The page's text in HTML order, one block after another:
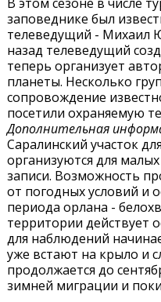
заповеднике был
телеведущий - Михаил
назад телеведущий
теперь организует
планеты. Несколько
сопровождение
посетили охраняемую
Дополнительная
Саралинский участок
организуются для
записи. Возможность
от погодных условий и
периода орлана -
территории действует
для наблюдений
уже встают на крыло и
продолжается до
зимней миграции и